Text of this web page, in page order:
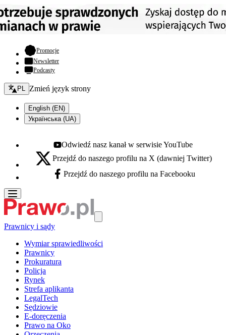
Promocje- otwiera się w nowej karcie
Newsletter
Podcasty
Zmień język - bieżący:
PL Zmień język strony
English (EN)
Українська (UA)
Youtube - otwiera się w nowej karcie
Odwiedź nasz kanał w serwisie YouTube
X - otwiera się w nowej karcie
Przejdź do naszego profilu na X (dawniej Twitter)
Facebook - otwiera się w nowej karcie
Przejdź do naszego profilu na Facebooku
Prawnicy i sądy
Wymiar sprawiedliwości
Prawnicy
Prokuratura
Policja
Rynek
Strefa aplikanta
LegalTech
Sędziowie
E-doręczenia
Prawo na Oko